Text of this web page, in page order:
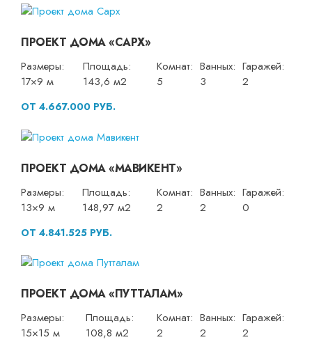
ПРОЕКТ ДОМА «САРХ»
Размеры:
17×9 м
Площадь:
143,6 м2
Комнат:
5
Ванных:
3
Гаражей:
2
ОТ 4.667.000 РУБ.
ПРОЕКТ ДОМА «МАВИКЕНТ»
Размеры:
13×9 м
Площадь:
148,97 м2
Комнат:
2
Ванных:
2
Гаражей:
0
ОТ 4.841.525 РУБ.
ПРОЕКТ ДОМА «ПУТТАЛАМ»
Размеры:
15×15 м
Площадь:
108,8 м2
Комнат:
2
Ванных:
2
Гаражей:
2